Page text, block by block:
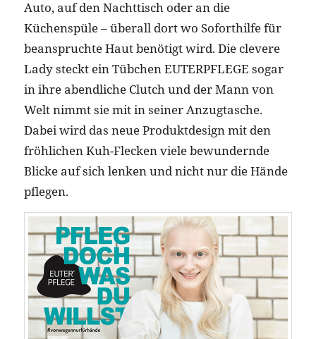
Auto, auf den Nachttisch oder an die
Küchenspüle – überall dort wo Soforthilfe für
beanspruchte Haut benötigt wird. Die clevere
Lady steckt ein Tübchen EUTERPFLEGE sogar
in ihre abendliche Clutch und der Mann von
Welt nimmt sie mit in seiner Anzugtasche.
Dabei wird das neue Produktdesign mit den
fröhlichen Kuh-Flecken viele bewundernde
Blicke auf sich lenken und nicht nur die Hände
pflegen.